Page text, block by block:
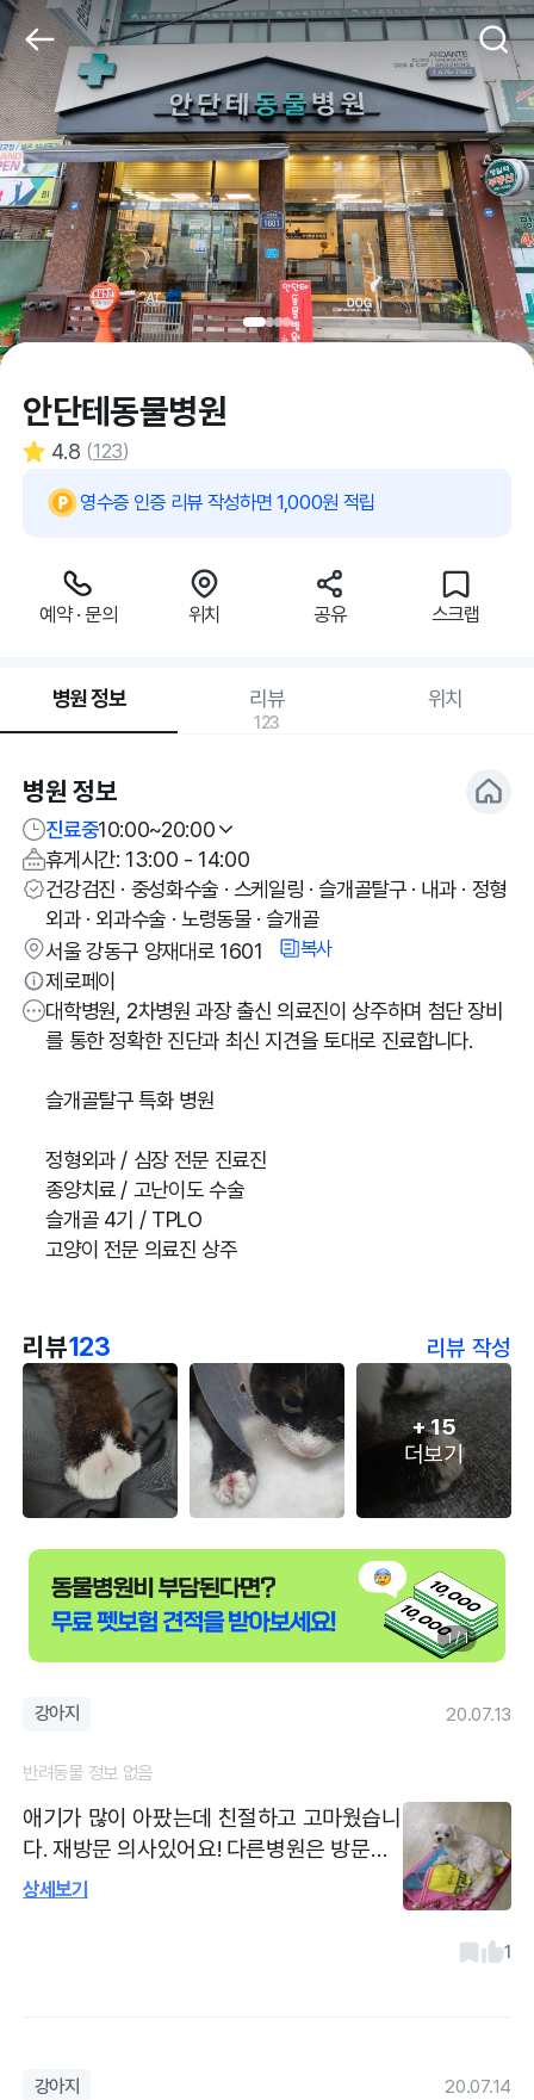
안단테동물병원
4.8 (123)
영수증 인증 리뷰 작성하면 1,000원 적립
예약 · 문의 위치 공유 스크랩
병원 정보 리뷰
123
위치
병원 정보
진료중10:00~20:00
휴게시간: 13:00 - 14:00
건강검진 · 중성화수술 · 스케일링 · 슬개골탈구 · 내과 · 정형
외과 · 외과수술 · 노령동물 · 슬개골
서울 강동구 양재대로 1601
복사
제로페이
대학병원, 2차병원 과장 출신 의료진이 상주하며 첨단 장비
를 통한 정확한 진단과 최신 지견을 토대로 진료합니다.
슬개골탈구 특화 병원
정형외과 / 심장 전문 진료진
종양치료 / 고난이도 수술
슬개골 4기 / TPLO
고양이 전문 의료진 상주
리뷰123 리뷰 작성
+15
더보기
1 / 1
강아지 20.07.13
반려동물 정보 없음
애기가 많이 아팠는데 친절하고 고마웠습니
다. 재방문 의사있어요! 다른병원은 방문하
지 않았는데 가걱도 저렴한것 같아요
상세보기
1
강아지 20.07.14